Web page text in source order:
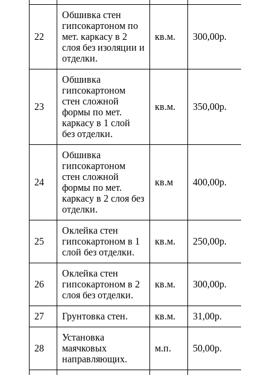
22
Обшивка стен
гипсокартоном по
мет. каркасу в 2
слоя без изоляции и
отделки.
кв.м. 300,00р.
23
Обшивка
гипсокартоном
стен сложной
формы по мет.
каркасу в 1 слой
без отделки.
кв.м. 350,00р.
24
Обшивка
гипсокартоном
стен сложной
формы по мет.
каркасу в 2 слоя без
отделки.
кв.м 400,00р.
25
Оклейка стен
гипсокартоном в 1
слой без отделки.
кв.м. 250,00р.
26
Оклейка стен
гипсокартоном в 2
слоя без отделки.
кв.м. 300,00р.
27 Грунтовка стен. кв.м. 31,00р.
28
Установка
маячковых
направляющих.
м.п. 50,00р.